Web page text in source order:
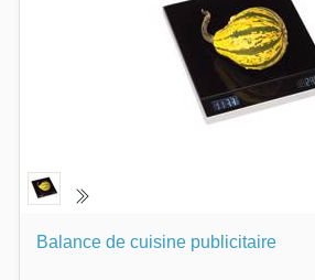
Balance de cuisine publicitaire